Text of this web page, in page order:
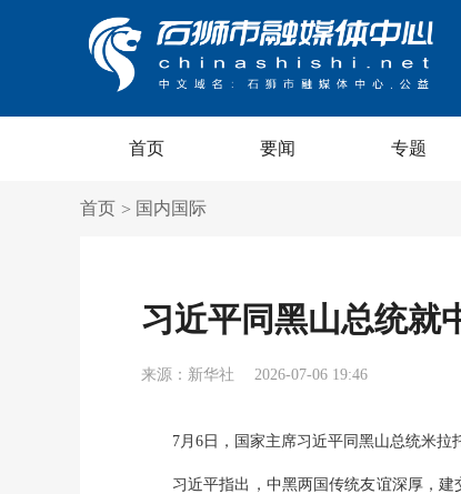
首页 要闻 专题
首页 > 国内国际
习近平同黑山总统就
来源：新华社 2026-07-06 19:46
7月6日，国家主席习近平同黑山总统米拉
习近平指出，中黑两国传统友谊深厚，